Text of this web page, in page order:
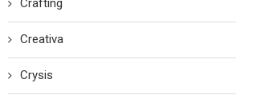
Crafting
Creativa
Crysis